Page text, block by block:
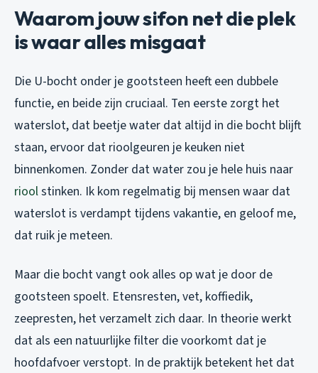
Waarom jouw sifon net die plek
is waar alles misgaat
Die U-bocht onder je gootsteen heeft een dubbele
functie, en beide zijn cruciaal. Ten eerste zorgt het
waterslot, dat beetje water dat altijd in die bocht blijft
staan, ervoor dat rioolgeuren je keuken niet
binnenkomen. Zonder dat water zou je hele huis naar
rioolstinken. Ik kom regelmatig bij mensen waar dat
waterslot is verdampt tijdens vakantie, en geloof me,
dat ruik je meteen.
Maar die bocht vangt ook alles op wat je door de
gootsteen spoelt. Etensresten, vet, koffiedik,
zeepresten, het verzamelt zich daar. In theorie werkt
dat als een natuurlijke filter die voorkomt dat je
hoofdafvoer verstopt. In de praktijk betekent het dat